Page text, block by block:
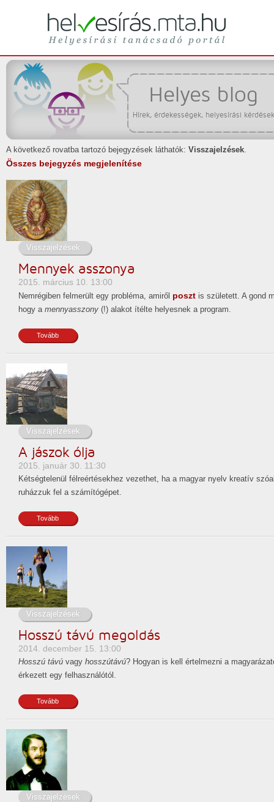
helyesírás
Helyesírási tanácsadó portál
Helyes blog
Hírek, érdekességek, helyesírási kérdések
A következő rovatba tartozó bejegyzések láthatók: Visszajelzések.
Összes bejegyzés megjelenítése
Visszajelzések
Mennyek asszonya
2015. március 10. 13:00
Nemrégiben felmerült egy probléma, amiről poszt is született. A gond
hogy a mennyasszony (!) alakot ítélte helyesnek a program.
Tovább
Visszajelzések
A jászok ólja
2015. január 30. 11:30
Kétségtelenül félreértésekhez vezethet, ha a magyar nyelv kreatív
ruházzuk fel a számítógépet.
Tovább
Visszajelzések
Hosszú távú megoldás
2014. december 15. 13:00
Hosszú távú vagy hosszútávú? Hogyan is kell értelmezni a
érkezett egy felhasználótól.
Tovább
Visszajelzések